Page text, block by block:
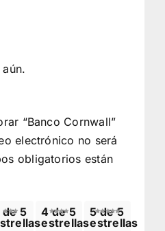
“Banco Cornwall”
electrónico no será
obligatorios están
de 5
4 de 5
estrellas
5 de 5
estrellas